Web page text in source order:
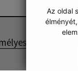
Az oldal
adatok